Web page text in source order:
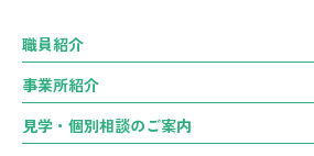
職員紹介
事業所紹介
見学・個別相談のご案内